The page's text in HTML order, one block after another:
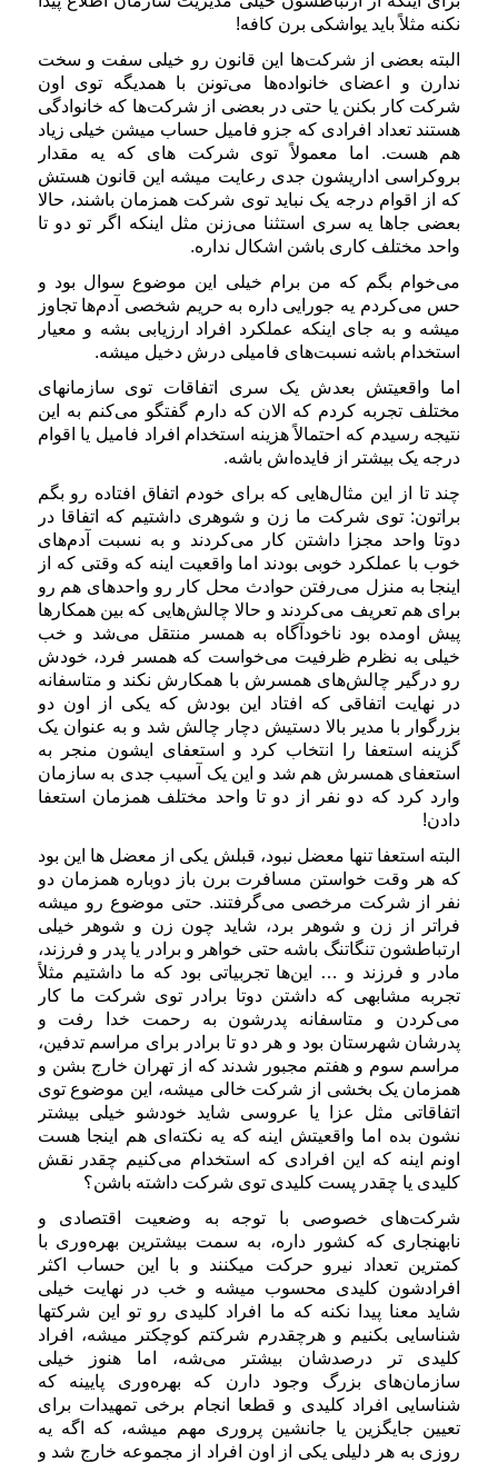
نکنه مثلاً باید یواشکی برن کافه!
البته بعضی از شرکت‌ها این قانون رو خیلی سفت و سخت
ندارن و اعضای خانواده‌ها می‌تونن با همدیگه توی اون
شرکت کار بکنن یا حتی در بعضی از شرکت‌ها که خانوادگی
هستند تعداد افرادی که جزو فامیل حساب میشن خیلی زیاد
هم هست. اما معمولاً توی شرکت های که یه مقدار
بروکراسی اداریشون جدی رعایت میشه این قانون هستش
که از اقوام درجه یک نباید توی شرکت همزمان باشند، حالا
بعضی جاها یه سری استثنا می‌زنن مثل اینکه اگر تو دو تا
واحد مختلف کاری باشن اشکال نداره.
می‌خوام بگم که من برام خیلی این موضوع سوال بود و
حس می‌کردم یه جورایی داره به حریم شخصی آدم‌ها تجاوز
میشه و به جای اینکه عملکرد افراد ارزیابی بشه و معیار
استخدام باشه نسبت‌های فامیلی درش دخیل میشه.
اما واقعیتش بعدش یک سری اتفاقات توی سازمانهای
مختلف تجربه کردم که الان که دارم گفتگو می‌کنم به این
نتیجه رسیدم که احتمالاً هزینه استخدام افراد فامیل یا اقوام
درجه یک بیشتر از فایده‌اش باشه.
چند تا از این مثال‌هایی که برای خودم اتفاق افتاده رو بگم
براتون: توی شرکت ما زن و شوهری داشتیم که اتفاقا در
دوتا واحد مجزا داشتن کار می‌کردند و به نسبت آدم‌های
خوب با عملکرد خوبی بودند اما واقعیت اینه که وقتی که از
اینجا به منزل می‌رفتن حوادث محل کار رو واحدهای هم رو
برای هم تعریف می‌کردند و حالا چالش‌هایی که بین همکارها
پیش اومده بود ناخودآگاه به همسر منتقل می‌شد و خب
خیلی به نظرم ظرفیت می‌خواست که همسر فرد، خودش
رو درگیر چالش‌های همسرش با همکارش نکند و متاسفانه
در نهایت اتفاقی که افتاد این بودش که یکی از اون دو
بزرگوار با مدیر بالا دستیش دچار چالش شد و به عنوان یک
گزینه استعفا را انتخاب کرد و استعفای ایشون منجر به
استعفای همسرش هم شد و این یک آسیب جدی به سازمان
وارد کرد که دو نفر از دو تا واحد مختلف همزمان استعفا
دادن!
البته استعفا تنها معضل نبود، قبلش یکی از معضل ها این بود
که هر وقت خواستن مسافرت برن باز دوباره همزمان دو
نفر از شرکت مرخصی می‌گرفتند. حتی موضوع رو میشه
فراتر از زن و شوهر برد، شاید چون زن و شوهر خیلی
ارتباطشون تنگاتنگ باشه حتی خواهر و برادر یا پدر و فرزند،
مادر و فرزند و … این‌ها تجربیاتی بود که ما داشتیم مثلاً
تجربه مشابهی که داشتن دوتا برادر توی شرکت ما کار
می‌کردن و متاسفانه پدرشون به رحمت خدا رفت و
پدرشان شهرستان بود و هر دو تا برادر برای مراسم تدفین،
مراسم سوم و هفتم مجبور شدند که از تهران خارج بشن و
همزمان یک بخشی از شرکت خالی میشه، این موضوع توی
اتفاقاتی مثل عزا یا عروسی شاید خودشو خیلی بیشتر
نشون بده اما واقعیتش اینه که یه نکته‌ای هم اینجا هست
اونم اینه که این افرادی که استخدام می‌کنیم چقدر نقش
کلیدی یا چقدر پست کلیدی توی شرکت داشته باشن؟
شرکت‌های خصوصی با توجه به وضعیت اقتصادی و
نابهنجاری که کشور داره، به سمت بیشترین بهره‌وری با
کمترین تعداد نیرو حرکت میکنند و با این حساب اکثر
افرادشون کلیدی محسوب میشه و خب در نهایت خیلی
شاید معنا پیدا نکنه که ما افراد کلیدی رو تو این شرکتها
شناسایی بکنیم و هرچقدرم شرکتم کوچکتر میشه، افراد
کلیدی تر درصدشان بیشتر می‌شه، اما هنوز خیلی
سازمان‌های بزرگ وجود دارن که بهره‌وری پایینه که
شناسایی افراد کلیدی و قطعا انجام برخی تمهیدات برای
تعیین جایگزین یا جانشین پروری مهم میشه، که اگه یه
روزی به هر دلیلی یکی از اون افراد از مجموعه خارج شد و